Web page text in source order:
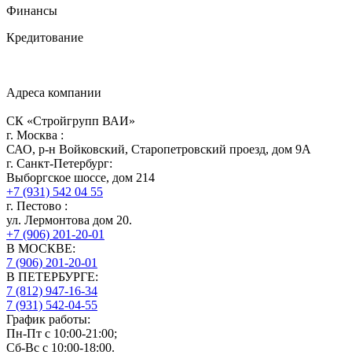
Финансы
Кредитование
Адреса компании
СК «Стройгрупп ВАИ»
г. Москва :
САО, р-н Войковский, Старопетровский проезд, дом 9А
г. Санкт-Петербург:
Выборгское шоссе, дом 214
+7 (931) 542 04 55
г. Пестово :
ул. Лермонтова дом 20.
+7 (906) 201-20-01
В МОСКВЕ:
7 (906) 201-20-01
В ПЕТЕРБУРГЕ:
7 (812) 947-16-34
7 (931) 542-04-55
График работы:
Пн-Пт с 10:00-21:00;
Сб-Вс с 10:00-18:00.